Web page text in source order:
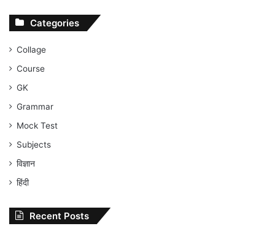
Categories
Collage
Course
GK
Grammar
Mock Test
Subjects
विज्ञान
हिंदी
Recent Posts